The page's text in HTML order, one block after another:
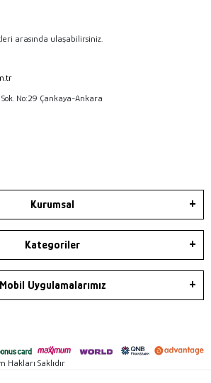
arasında ulaşabilirsiniz.
No:29 Çankaya-Ankara
Kurumsal
Kategoriler
Mobil Uygulamalarımız
Saklıdır